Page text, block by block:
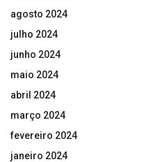
agosto 2024
julho 2024
junho 2024
maio 2024
abril 2024
março 2024
fevereiro 2024
janeiro 2024